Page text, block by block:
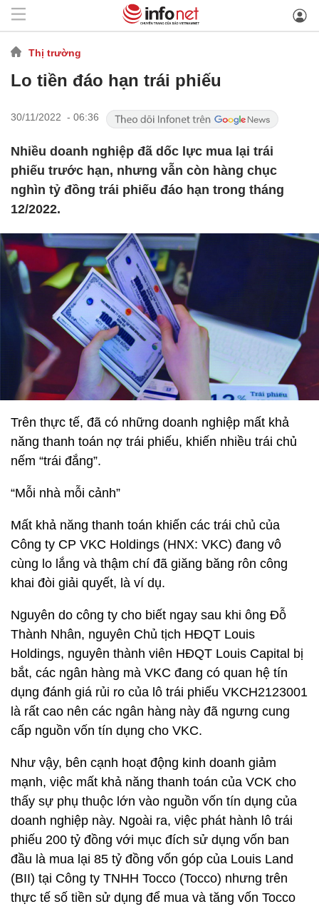
Thị trường
Lo tiền đáo hạn trái phiếu
30/11/2022 - 06:36
Nhiều doanh nghiệp đã dốc lực mua lại trái
phiếu trước hạn, nhưng vẫn còn hàng chục
nghìn tỷ đồng trái phiếu đáo hạn trong tháng
12/2022.
Trên thực tế, đã có những doanh nghiệp mất khả
năng thanh toán nợ trái phiếu, khiến nhiều trái chủ
nếm “trái đắng”.
“Mỗi nhà mỗi cảnh”
Mất khả năng thanh toán khiến các trái chủ của
Công ty CP VKC Holdings (HNX: VKC) đang vô
cùng lo lắng và thậm chí đã giăng băng rôn công
khai đòi giải quyết, là ví dụ.
Nguyên do công ty cho biết ngay sau khi ông Đỗ
Thành Nhân, nguyên Chủ tịch HĐQT Louis
Holdings, nguyên thành viên HĐQT Louis Capital bị
bắt, các ngân hàng mà VKC đang có quan hệ tín
dụng đánh giá rủi ro của lô trái phiếu VKCH2123001
là rất cao nên các ngân hàng này đã ngưng cung
cấp nguồn vốn tín dụng cho VKC.
Như vậy, bên cạnh hoạt động kinh doanh giảm
mạnh, việc mất khả năng thanh toán của VCK cho
thấy sự phụ thuộc lớn vào nguồn vốn tín dụng của
doanh nghiệp này. Ngoài ra, việc phát hành lô trái
phiếu 200 tỷ đồng với mục đích sử dụng vốn ban
đầu là mua lại 85 tỷ đồng vốn góp của Louis Land
(BII) tại Công ty TNHH Tocco (Tocco) nhưng trên
thực tế số tiền sử dụng để mua và tăng vốn Tocco